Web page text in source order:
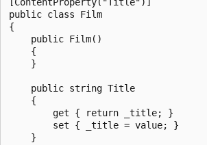
public class Film
{
    public Film()
    {
    }
    public string Title
    {
        get { return _title; }
        set { _title = value; }
    }